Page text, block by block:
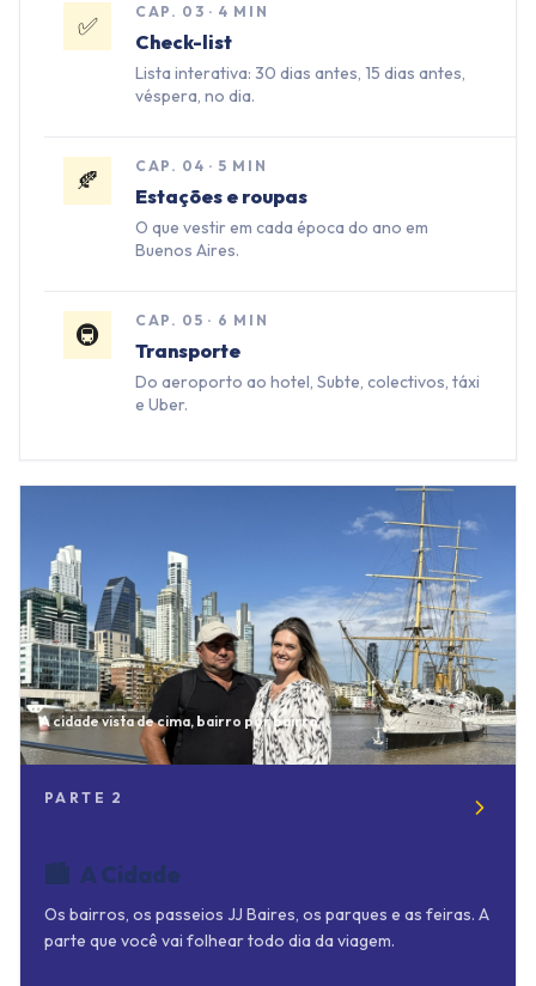
✅ CAP. 03 · 4 MIN
Check-list
Lista interativa: 30 dias antes, 15 dias antes,
véspera, no dia.
🍂 CAP. 04 · 5 MIN
Estações e roupas
O que vestir em cada época do ano em
Buenos Aires.
🚇 CAP. 05 · 6 MIN
Transporte
Do aeroporto ao hotel, Subte, colectivos, táxi
e Uber.
A cidade vista de cima, bairro por bairro
PARTE 2
🏙️ A Cidade
Os bairros, os passeios JJ Baires, os parques e as feiras. A
parte que você vai folhear todo dia da viagem.